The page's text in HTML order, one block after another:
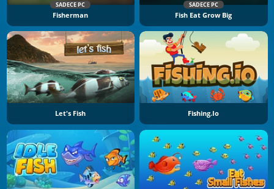
SADECE PC
Fisherman
SADECE PC
Fish Eat Grow Big
Let's Fish Fishing.io